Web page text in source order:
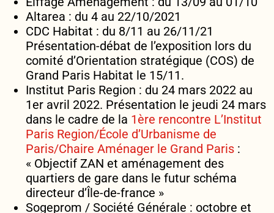
Altarea : du 4 au 22/10/2021
CDC Habitat : du 8/11 au 26/11/21
Présentation-débat de l’exposition lors du
comité d’Orientation stratégique (COS) de
Grand Paris Habitat le 15/11.
Institut Paris Region : du 24 mars 2022 au
1er avril 2022. Présentation le jeudi 24 mars
dans le cadre de la 1ère rencontre L’Institut
Paris Region/École d’Urbanisme de
Paris/Chaire Aménager le Grand Paris :
« Objectif ZAN et aménagement des
quartiers de gare dans le futur schéma
directeur d’Île-de-france »
Sogeprom / Société Générale : octobre et